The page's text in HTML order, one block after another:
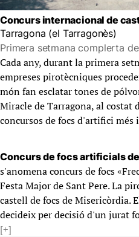
Concurs internacional de
Tarragona (el Tarragonès)
Primera setmana complerta
Cada any, durant la primera
empreses pirotècniques
món fan esclatar tones de
Miracle de Tarragona, al costat
concursos de focs d'artifici
Concurs de focs artificials
s'anomena concurs de focs
Festa Major de Sant Pere. La
castell de focs de Misericòrdia.
decideix per decisió d'un jurat
[+]